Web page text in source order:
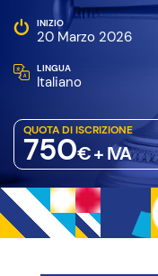
INIZIO
20 Marzo 2026
LINGUA
Italiano
QUOTA DI ISCRIZIONE
750€ + IVA